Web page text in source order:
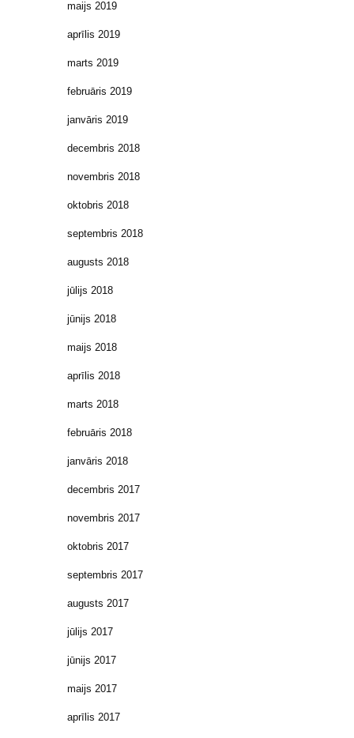
maijs 2019
aprīlis 2019
marts 2019
februāris 2019
janvāris 2019
decembris 2018
novembris 2018
oktobris 2018
septembris 2018
augusts 2018
jūlijs 2018
jūnijs 2018
maijs 2018
aprīlis 2018
marts 2018
februāris 2018
janvāris 2018
decembris 2017
novembris 2017
oktobris 2017
septembris 2017
augusts 2017
jūlijs 2017
jūnijs 2017
maijs 2017
aprīlis 2017